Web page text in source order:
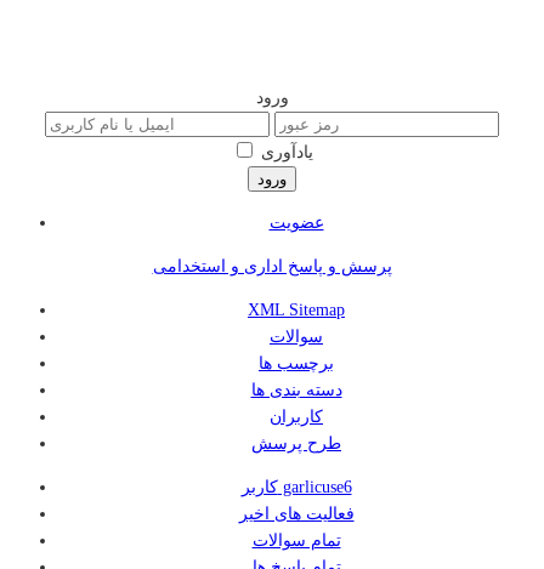
ورود
یادآوری
عضویت
پرسش و پاسخ اداری و استخدامی
XML Sitemap
سوالات
برچسب ها
دسته بندی ها
کاربران
طرح پرسش
کاربر garlicuse6
فعالیت های اخیر
تمام سوالات